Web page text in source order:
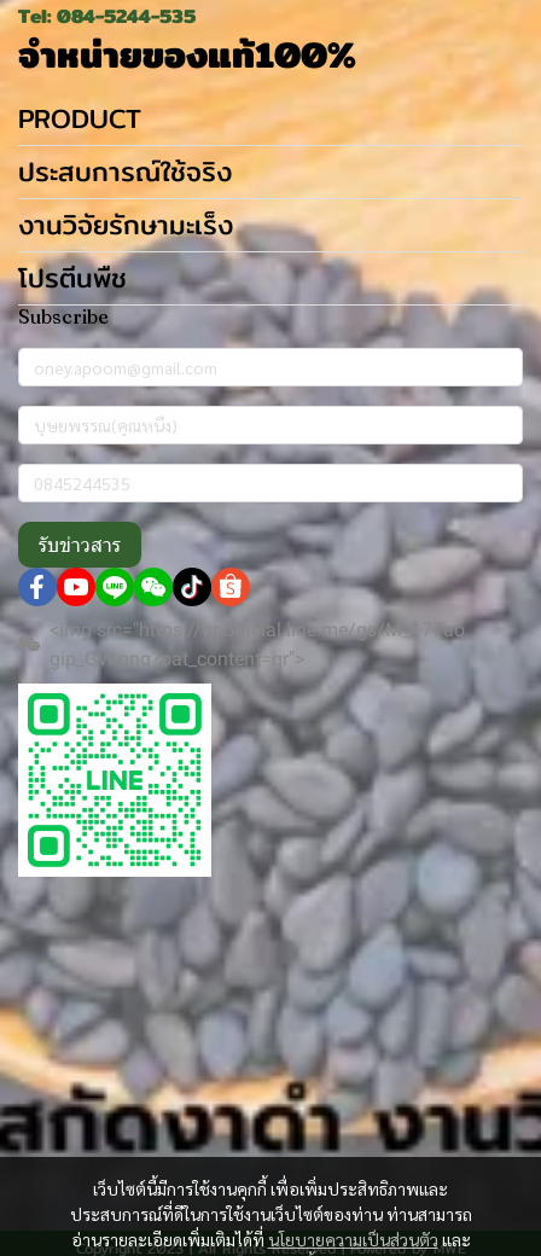
เว็บไซต์นี้มีการใช้งานคุกกี้ เพื่อเพิ่มประสิทธิภาพและ
ประสบการณ์ที่ดีในการใช้งานเว็บไซต์ของท่าน ท่านสามารถ
อ่านรายละเอียดเพิ่มเติมได้ที่ นโยบายความเป็นส่วนตัว และ
Tel: 084-5244-535
จำหน่ายของแท้100%
PRODUCT
ประสบการณ์ใช้จริง
งานวิจัยรักษามะเร็ง
โปรตีนพืช
Subscribe
รับข่าวสาร
<img src="https://qr-official.line.me/gs/M_177ao
gip_GW.png?oat_content=qr">
Copyright 2023 | All Rights Reserved | Powered by MWE